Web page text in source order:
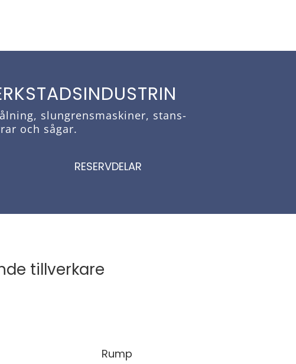
slungrensmaskiner, stans-
och sågar.
RESERVDELAR
tillverkare
Rump